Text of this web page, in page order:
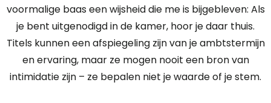
voormalige baas een wijsheid die me is bijgebleven: Als
je bent uitgenodigd in de kamer, hoor je daar thuis.
Titels kunnen een afspiegeling zijn van je ambtstermijn
en ervaring, maar ze mogen nooit een bron van
intimidatie zijn – ze bepalen niet je waarde of je stem.